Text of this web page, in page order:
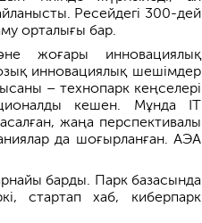
Ресейдегі 300-дей
орталығы бар.
жоғары инновациялық
инновациялық шешімдер
– технопарк кеңселері
кешен. Мұнда IT
жаңа перспективалы
да шоғырланған. АЭА
барды. Парк базасында
стартап хаб, киберпарк